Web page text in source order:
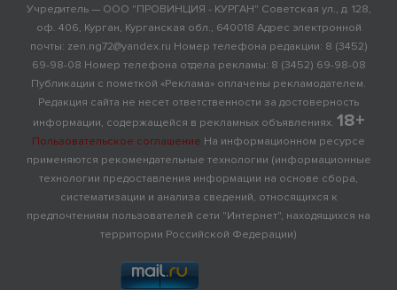
Учредитель — ООО "ПРОВИНЦИЯ - КУРГАН" Советская ул., д. 128,
оф. 406, Курган, Курганская обл., 640018 Адрес электронной
почты: zen.ng72@yandex.ru Номер телефона редакции: 8 (3452)
69-98-08 Номер телефона отдела рекламы: 8 (3452) 69-98-08
Публикации с пометкой «Реклама» оплачены рекламодателем.
Редакция сайта не несет ответственности за достоверность
информации, содержащейся в рекламных объявлениях. 18+
Пользовательское соглашение На информационном ресурсе
применяются рекомендательные технологии (информационные
технологии предоставления информации на основе сбора,
систематизации и анализа сведений, относящихся к
предпочтениям пользователей сети "Интернет", находящихся на
территории Российской Федерации)